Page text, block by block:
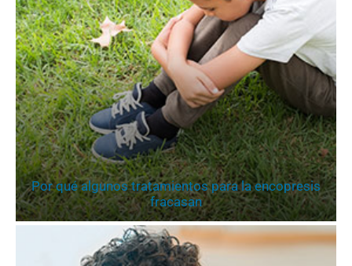
Por qué algunos tratamientos para la encopresis
fracasan